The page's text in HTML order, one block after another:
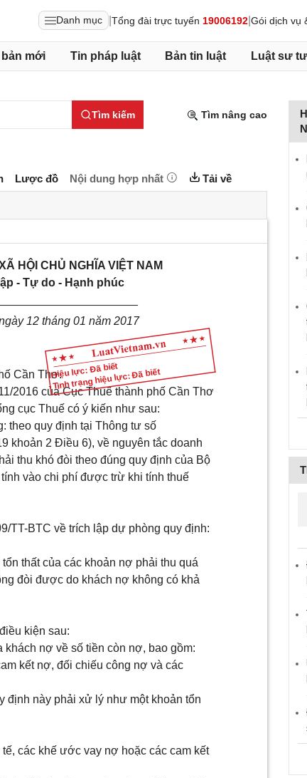
Danh mục Tổng đài trực tuyến 19006192 Gói dịch vụ
mới Tin pháp luật Bản tin luật Luật sư
Tìm kiếm Tìm nâng cao
Lược đồ Nội dung hợp nhất Tải về
Hiệu lực: Đã biết
Tình trạng hiệu lực: Đã biết
HỘI CHỦ NGHĨA VIỆT NAM
- Tự do - Hạnh phúc
12 tháng 01 năm 2017
Cần Thơ.
2016 của Cục Thuế thành phố Cần Thơ
ng cục Thuế có ý kiến như sau:
theo quy định tại Thông tư số
khoản 2 Điều 6), về nguyên tắc doanh
thu khó đòi theo đúng quy định của Bộ
vào chi phí được trừ khi tính thuế
TT-BTC về trích lập dự phòng quy định:
thất của các khoản nợ phải thu quá
đòi được do khách nợ không có khả
kiện sau:
khách nợ về số tiền còn nợ, bao gồm:
kết nợ, đối chiếu công nợ và các
định này phải xử lý như một khoản tổn
các khế ước vay nợ hoặc các cam kết